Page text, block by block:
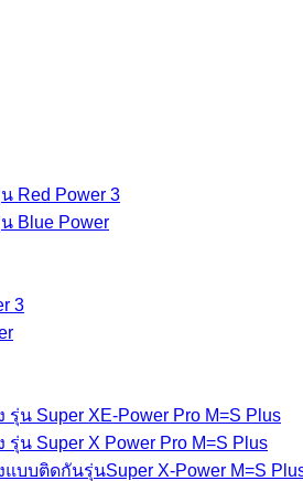
Red Power 3
Blue Power
3
Super XE-Power Pro M=S Plus
Super X Power Pro M=S Plus
บติดกันรุ่นSuper X-Power M=S